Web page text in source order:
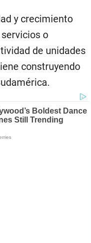
y crecimiento
o
de unidades
construyendo